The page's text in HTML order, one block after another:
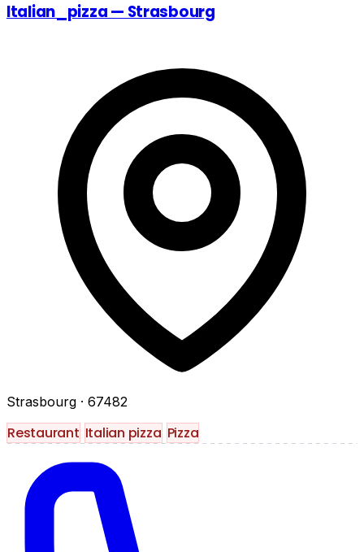
Italian_pizza — Strasbourg
Strasbourg · 67482
Restaurant Italian pizza Pizza